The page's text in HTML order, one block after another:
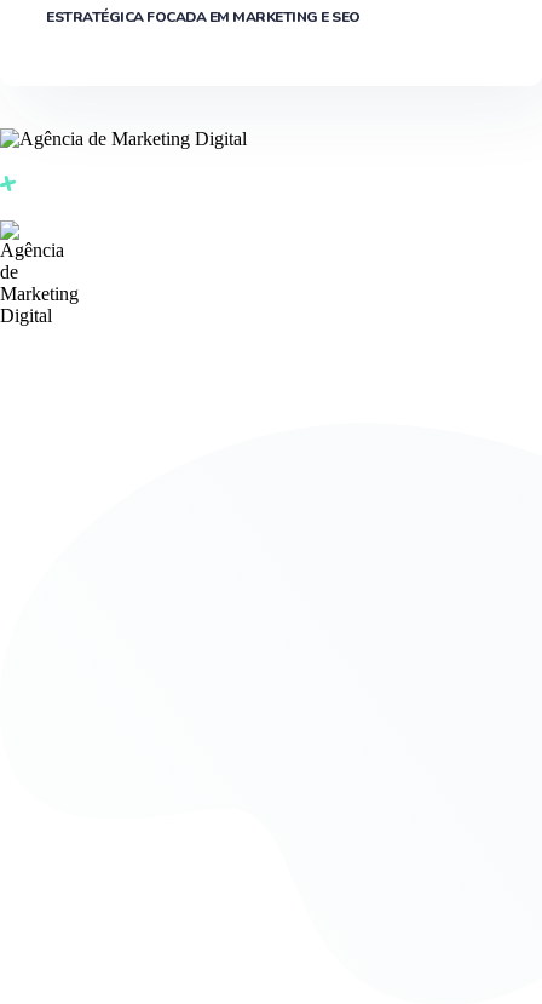
ESTRATÉGICA FOCADA EM MARKETING E SEO